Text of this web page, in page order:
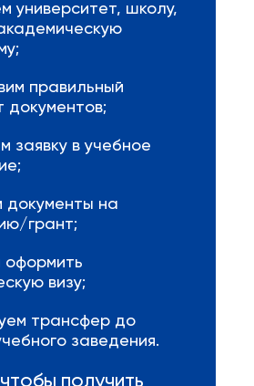
университет, школу,
правильный
документов;
заявку в учебное
документы на
грант;
оформить
визу;
трансфер до
заведения.
получить